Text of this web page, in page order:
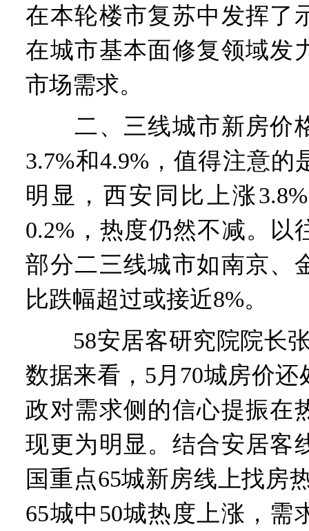
在本轮楼市复苏中发挥了
在城市基本面修复领域发
市场需求。
二、三线城市新房价
3.7%和4.9%，值得注意的
明显，西安同比上涨
0.2%，热度仍然不减。以
部分二三线城市如南京、
比跌幅超过或接近8%。
58安居客研究院院长张
数据来看，5月70城房价
政对需求侧的信心提振在
现更为明显。结合安居客
国重点65城新房线上找房
65城中50城热度上涨，需